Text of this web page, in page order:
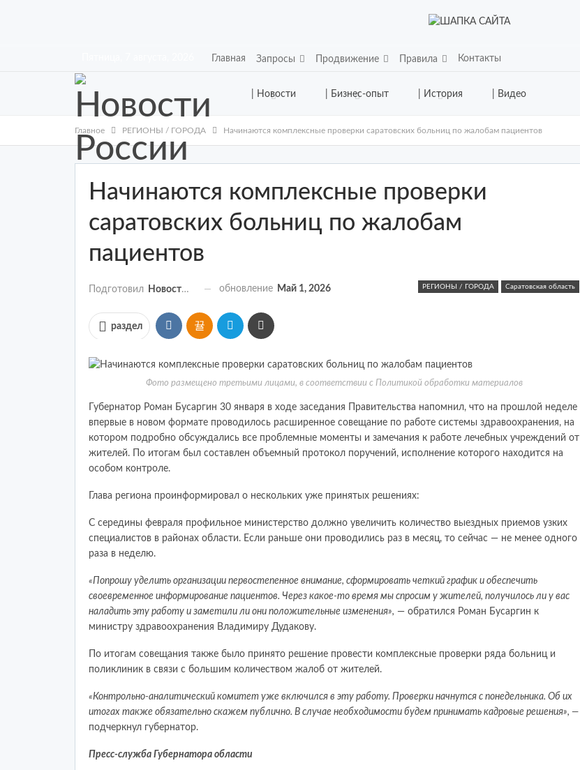
Главная Запросы Продвижение Правила Контакты
| Новости | Бизнес-опыт | История | Видео
Главное РЕГИОНЫ / ГОРОДА Начинаются комплексные проверки саратовских больниц по жалобам пациентов
Начинаются комплексные проверки
саратовских больниц по жалобам
пациентов
РЕГИОНЫ / ГОРОДА Саратовская область
Подготовил Новости России обновление Май 1, 2026
раздел
Фото размещено третьими лицами, в соответствии с Политикой обработки материалов
Губернатор Роман Бусаргин 30 января в ходе заседания Правительства напомнил, что на прошлой неделе
впервые в новом формате проводилось расширенное совещание по работе системы здравоохранения, на
котором подробно обсуждались все проблемные моменты и замечания к работе лечебных учреждений от
жителей. По итогам был составлен объемный протокол поручений, исполнение которого находится на
особом контроле.
Глава региона проинформировал о нескольких уже принятых решениях:
С середины февраля профильное министерство должно увеличить количество выездных приемов узких
специалистов в районах области. Если раньше они проводились раз в месяц, то сейчас — не менее одного
раза в неделю.
«Попрошу уделить организации первостепенное внимание, сформировать четкий график и обеспечить
своевременное информирование пациентов. Через какое-то время мы спросим у жителей, получилось ли у вас
наладить эту работу и заметили ли они положительные изменения», — обратился Роман Бусаргин к
министру здравоохранения Владимиру Дудакову.
По итогам совещания также было принято решение провести комплексные проверки ряда больниц и
поликлиник в связи с большим количеством жалоб от жителей.
«Контрольно-аналитический комитет уже включился в эту работу. Проверки начнутся с понедельника. Об их
итогах также обязательно скажем публично. В случае необходимости будем принимать кадровые решения», —
подчеркнул губернатор.
Пресс-служба Губернатора области